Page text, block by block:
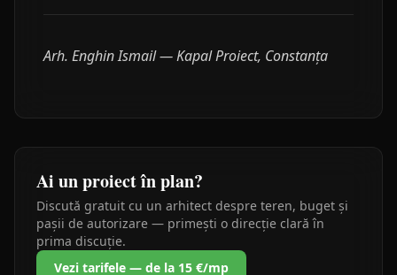
Arh. Enghin Ismail — Kapal Proiect, Constanța
Ai un proiect în plan?
Discută gratuit cu un arhitect despre teren, buget și
pașii de autorizare — primești o direcție clară în
prima discuție.
Vezi tarifele — de la 15 €/mp